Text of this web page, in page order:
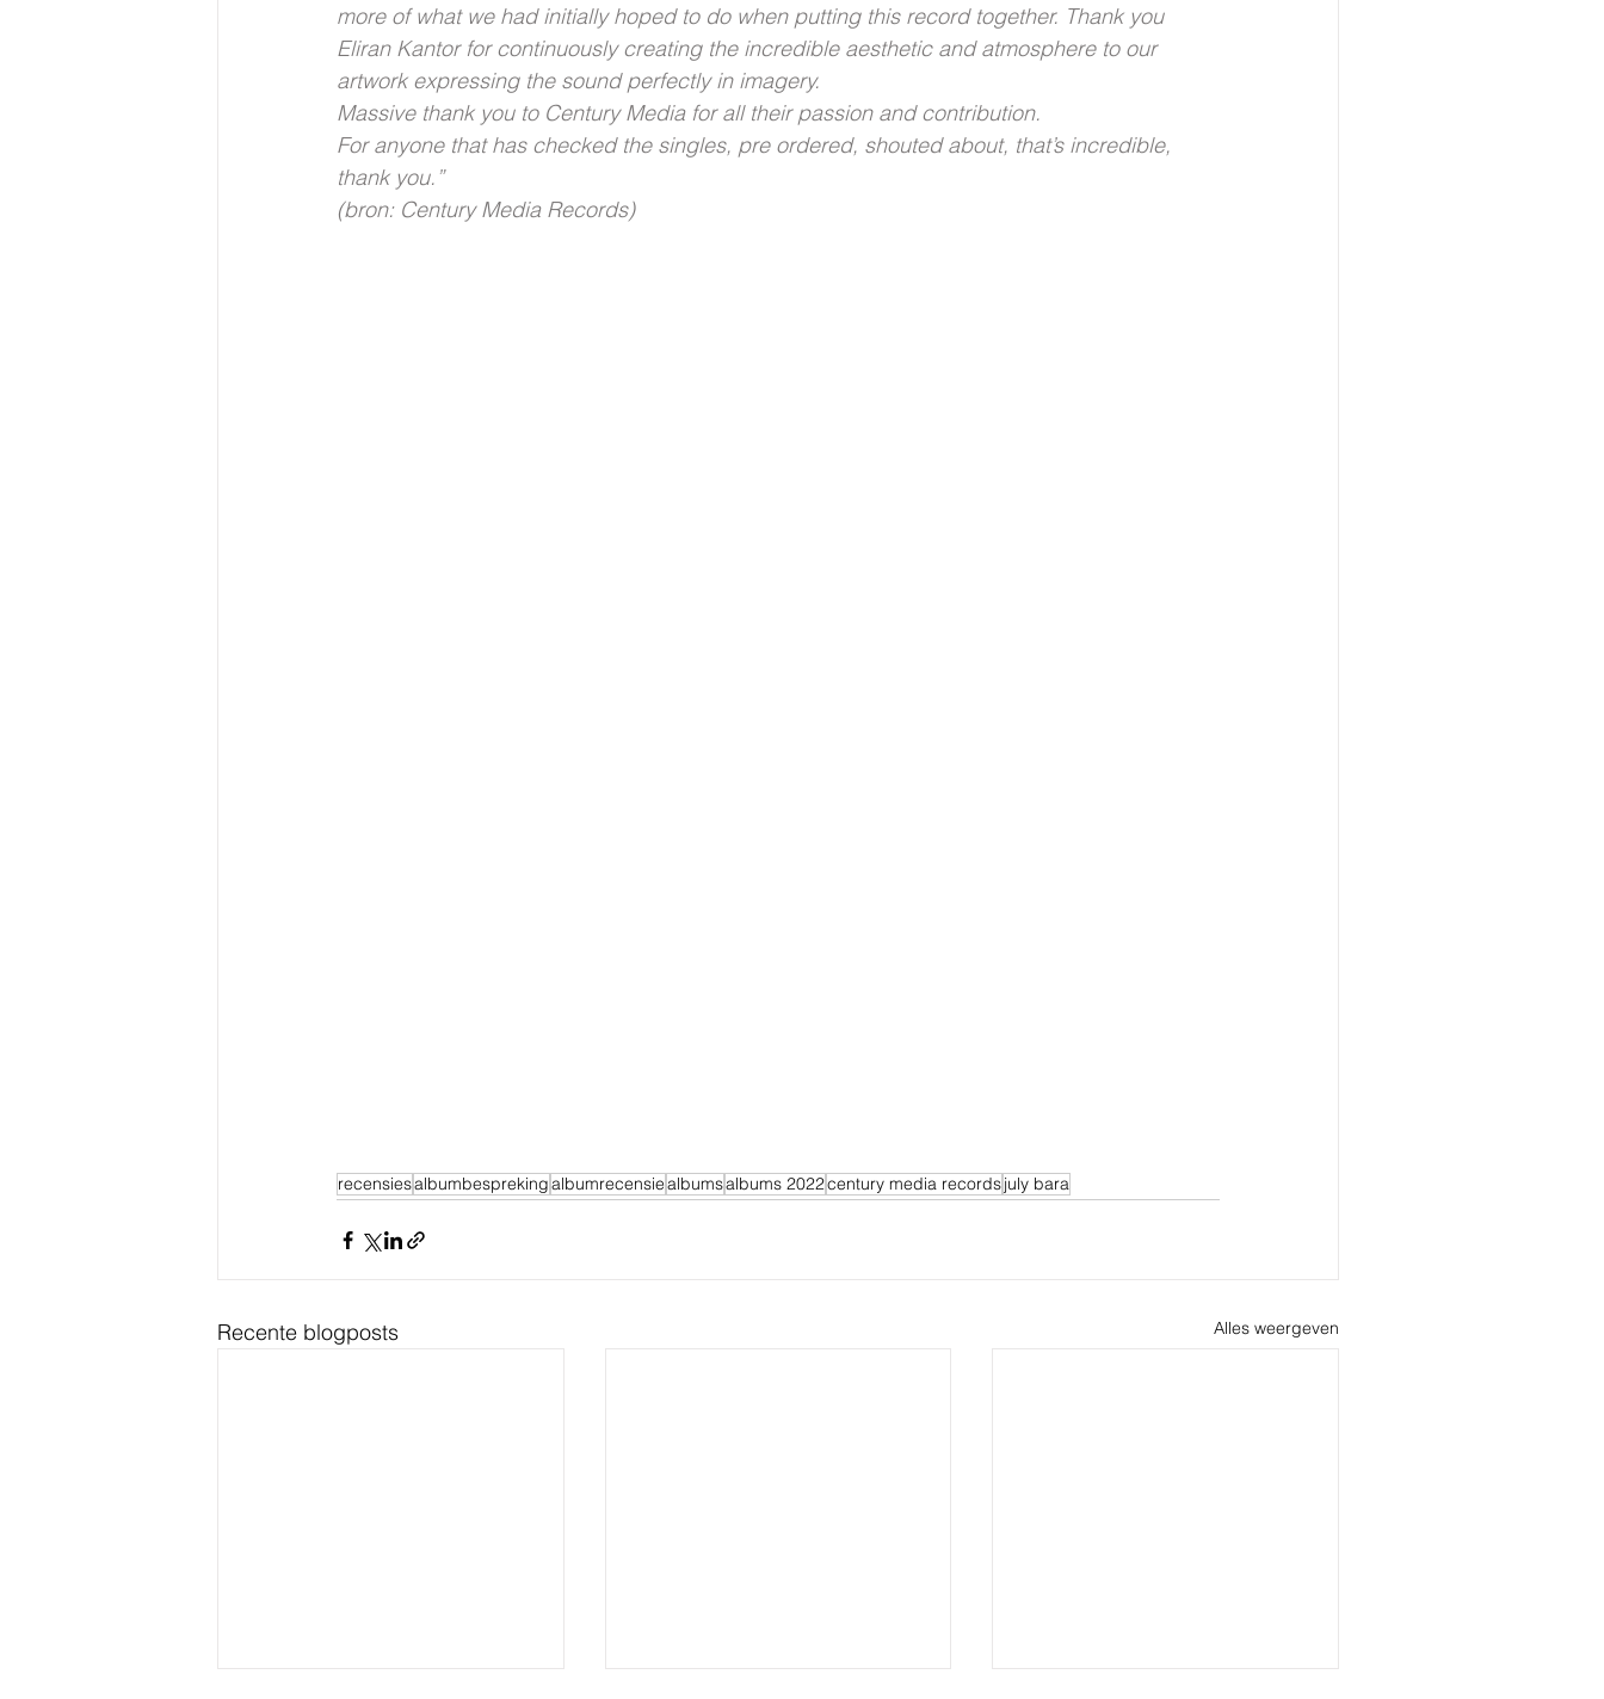
more of what we had initially hoped to do when putting this record together. Thank you
Eliran Kantor for continuously creating the incredible aesthetic and atmosphere to our
artwork expressing the sound perfectly in imagery.
Massive thank you to Century Media for all their passion and contribution.
For anyone that has checked the singles, pre ordered, shouted about, that’s incredible,
thank you.”
(bron: Century Media Records)
recensiesalbumbesprekingalbumrecensiealbumsalbums 2022century media recordsjuly bara
Recente blogposts Alles weergeven